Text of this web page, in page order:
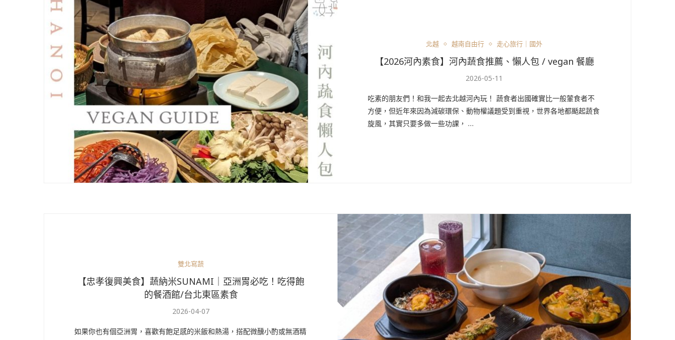
北越 越南自由行 走心旅行｜國外
【2026河內素食】河內蔬食推薦、懶人包 / vegan 餐廳
2026-05-11
吃素的朋友們！和我一起去北越河內玩！ 蔬食者出國確實比一般葷食者不
方便，但近年來因為減碳環保、動物權議題受到重視，世界各地都颳起蔬食
旋風，其實只要多做一些功課， …
雙北寫蔬
【忠孝復興美食】蔬納米SUNAMI｜亞洲胃必吃！吃得飽
的餐酒館/台北東區素食
2026-04-07
如果你也有個亞洲胃，喜歡有飽足感的米飯和熱湯，搭配微醺小酌或無酒精